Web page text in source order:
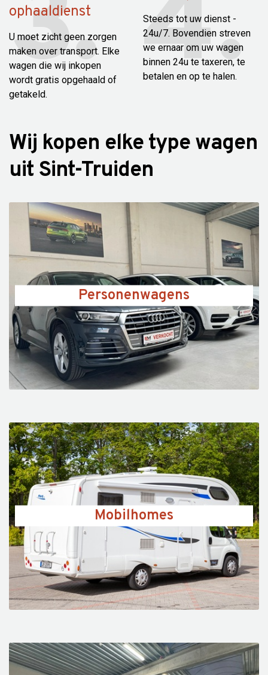
ophaaldienst
U moet zicht geen zorgen
maken over transport. Elke
wagen die wij inkopen
wordt gratis opgehaald of
getakeld.
Steeds tot uw dienst -
24u/7. Bovendien streven
we ernaar om uw wagen
binnen 24u te taxeren, te
betalen en op te halen.
Wij kopen elke type wagen
uit Sint-Truiden
Personenwagens
Mobilhomes